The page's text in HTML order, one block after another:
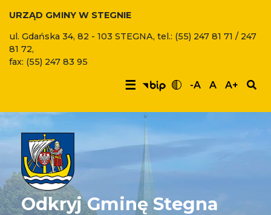
URZĄD GMINY W STEGNIE
ul. Gdańska 34, 82 - 103 STEGNA, tel.: (55) 247 81 71 / 247
81 72,
fax: (55) 247 83 95
☰ -A A A+
Odkryj Gminę Stegna